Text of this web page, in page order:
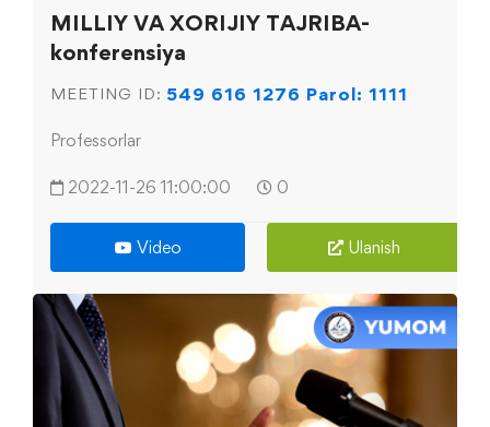
MILLIY VA XORIJIY TAJRIBA-
konferensiya
MEETING ID: 549 616 1276 Parol: 1111
Professorlar
2022-11-26 11:00:00 0
Video Ulanish